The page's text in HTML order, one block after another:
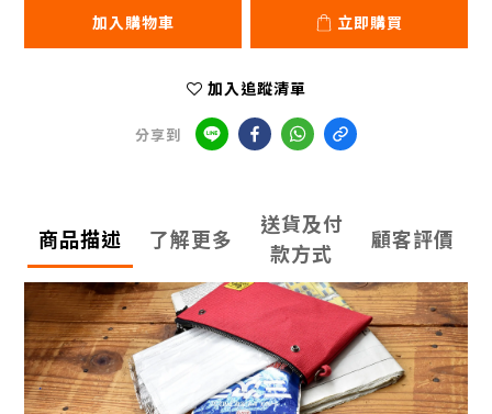
加入購物車 立即購買
加入追蹤清單
分享到
商品描述 了解更多
送貨及付
款方式
顧客評價